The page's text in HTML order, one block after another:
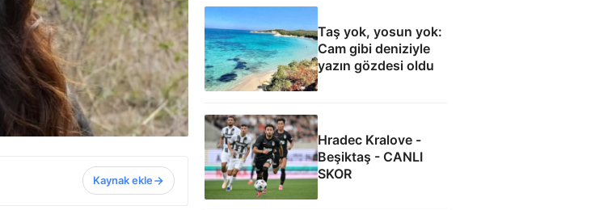
Kaynak ekle
Taş yok, yosun yok:
Cam gibi deniziyle
yazın gözdesi oldu
Hradec Kralove -
Beşiktaş - CANLI
SKOR